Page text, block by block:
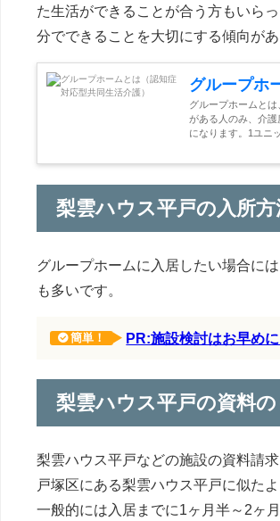
た生活ができることが合う方もいら
分でできることを大切にする傾向が
グループホ
グループホームと
がある人のみ、介
になります。1ユニッ
梨雲ハウス平戸の入所方
グループホームに入居したい場合に
も多いです。
簡単！ PR:施設検討はお早め
梨雲ハウス平戸の資料
梨雲ハウス平戸などの施設の資料請
戸塚区にある梨雲ハウス平戸に似た
一般的には入居までに1ヶ月半～2ヶ